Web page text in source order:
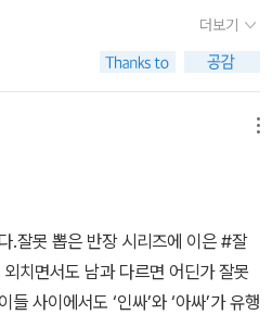
원으로 임명한다. 게다가 말끝마다
지 않는 임원들과
만은 커져만 갔다. 회장이 돼서 하는
약을 이행하라는 압박은
리기 시작한다. 하지만 만나주리
작은 거인 아저씨에게 들
은 거인 아저씨는 보는 것도 영광인
정을 털어놓았고, 아저씨에게
음을 갖게 된다.이미 초등학교 교과
후로 계속 나오고 있는 ‘잘못’ 시리
한 구석이 많지만 고군분투하며 힘겹
감동을 선사한다. ‘잘못’ 시리즈의 모
엇이 아니었듯, 우리 모두는 잘못 태
신의 숨은 가치를 찾으며 스스로를
하게 바라보려는 마음만 있다면 누
있을 것이다.
믿는 유일한 친구 산호가 있기 때문
마지막이라 생각하고 혼심을 다한
' 섭외로 내놓는다. 그리고 먹힌다.
위해 열심히 치얼스를 섭외하려 노력
성공한다.그러면서 학우들의 신임도
이야기다.동기같은 아이들이 학교에
Article/View/41372
더보기
.잘못 뽑은 반장 시리즈에 이은 #잘
치면서도 남과 다르면 어딘가 잘못
사이에서도 ‘인싸’와 ‘아싸’가 유행